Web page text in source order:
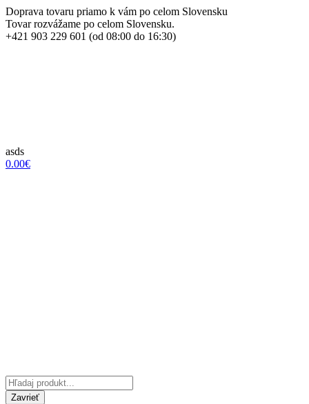
Doprava tovaru priamo k vám po celom Slovensku
Tovar rozvážame po celom Slovensku.
+421 903 229 601 (od 08:00 do 16:30)
asds
0.00€
Zavrieť